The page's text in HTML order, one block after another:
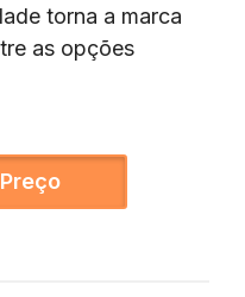
torna a marca
as opções